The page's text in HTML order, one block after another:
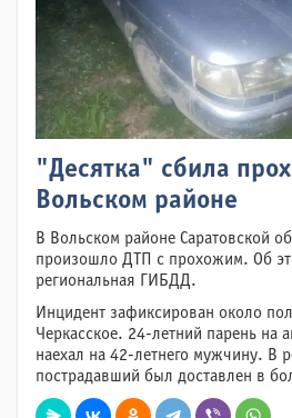
"Десятка" сбила
Вольском районе
В Вольском районе Саратовской
произошло ДТП с прохожим. Об
региональная ГИБДД.
Инцидент зафиксирован около
Черкасское. 24-летний парень на
наехал на 42-летнего мужчину. В
пострадавший был доставлен в